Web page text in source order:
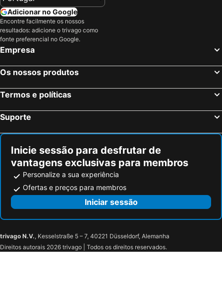
Adicionar no Google
Encontre facilmente os nossos
resultados: adicione o trivago como
fonte preferencial no Google.
Empresa
Os nossos produtos
Termos e políticas
Suporte
Inicie sessão para desfrutar de
vantagens exclusivas para membros
Personalize a sua experiência
Ofertas e preços para membros
Iniciar sessão
trivago N.V., Kesselstraße 5 – 7, 40221 Düsseldorf, Alemanha
Direitos autorais 2026 trivago | Todos os direitos reservados.